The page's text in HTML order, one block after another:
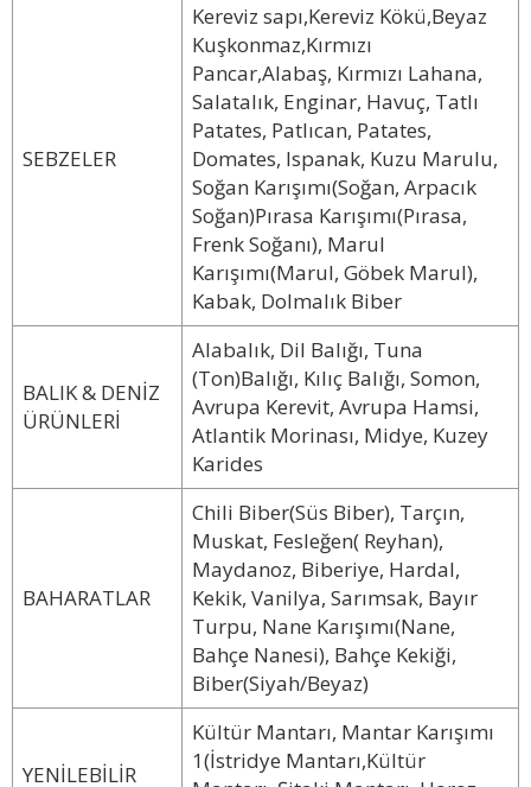
SEBZELER
Kereviz sapı,Kereviz Kökü,Beyaz
Kuşkonmaz,Kırmızı
Pancar,Alabaş, Kırmızı Lahana,
Salatalık, Enginar, Havuç, Tatlı
Patates, Patlıcan, Patates,
Domates, Ispanak, Kuzu Marulu,
Soğan Karışımı(Soğan, Arpacık
Soğan)Pırasa Karışımı(Pırasa,
Frenk Soğanı), Marul
Karışımı(Marul, Göbek Marul),
Kabak, Dolmalık Biber
BALIK & DENİZ
ÜRÜNLERİ
Alabalık, Dil Balığı, Tuna
(Ton)Balığı, Kılıç Balığı, Somon,
Avrupa Kerevit, Avrupa Hamsi,
Atlantik Morinası, Midye, Kuzey
Karides
BAHARATLAR
Chili Biber(Süs Biber), Tarçın,
Muskat, Fesleğen( Reyhan),
Maydanoz, Biberiye, Hardal,
Kekik, Vanilya, Sarımsak, Bayır
Turpu, Nane Karışımı(Nane,
Bahçe Nanesi), Bahçe Kekiği,
Biber(Siyah/Beyaz)
YENİLEBİLİR
Kültür Mantarı, Mantar Karışımı
1(İstridye Mantarı,Kültür